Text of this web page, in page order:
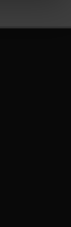
dati web,
che hanno